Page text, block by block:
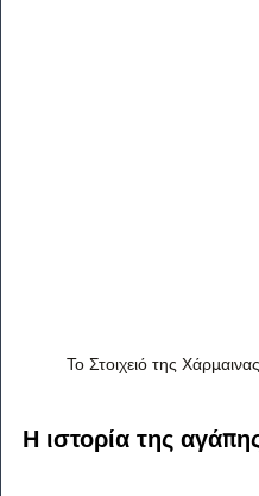
Το Στοιχειό της
Η ιστορία της